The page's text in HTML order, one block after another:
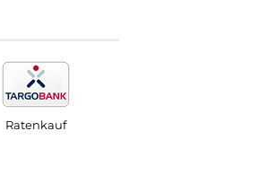
Ratenkauf